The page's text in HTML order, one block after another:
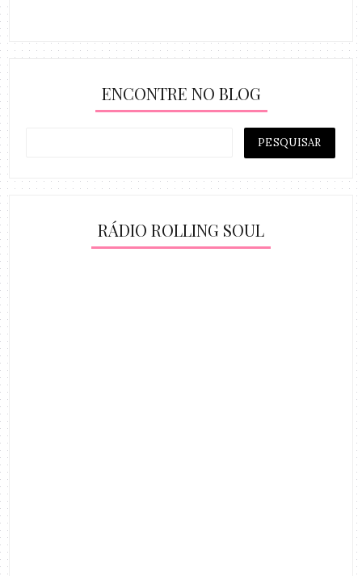
ENCONTRE NO BLOG
RÁDIO ROLLING SOUL